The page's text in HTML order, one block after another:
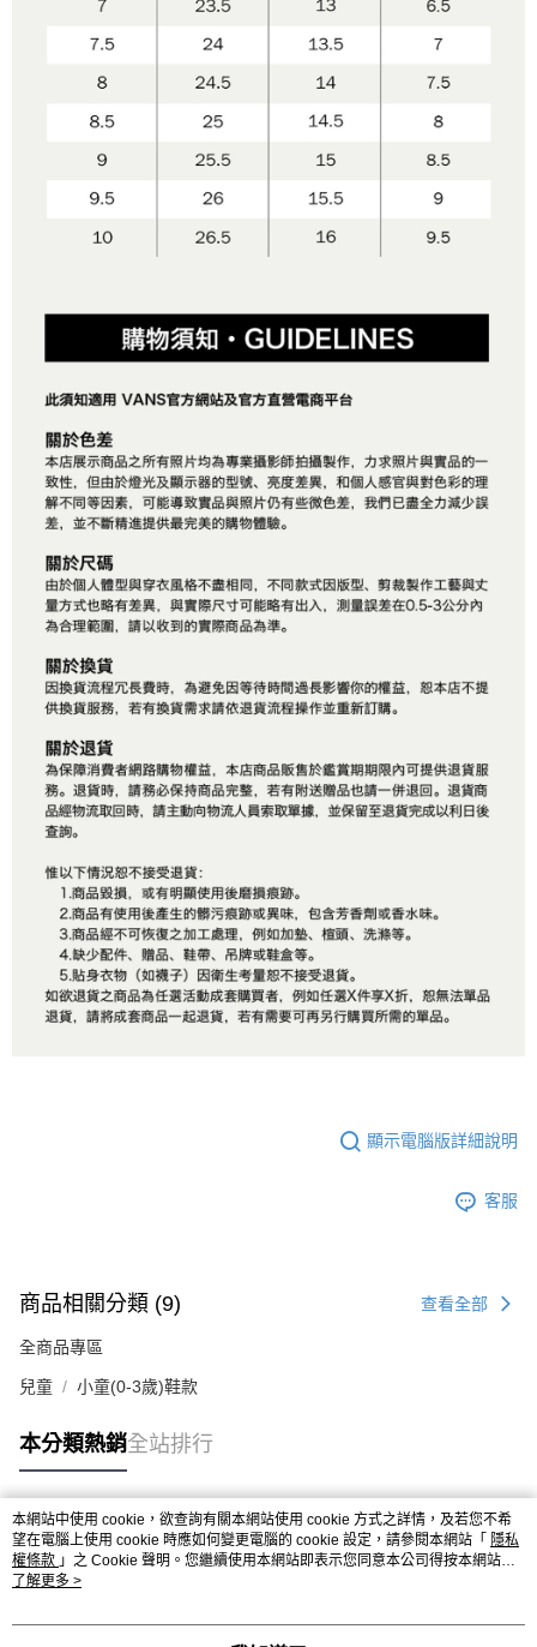
顯示電腦版詳細說明
客服
商品相關分類 (9) 查看全部
全商品專區
兒童 小童(0-3歲)鞋款
本分類熱銷全站排行
熱門標籤
本網站中使用 cookie，欲查詢有關本網站使用 cookie 方式之詳情，及若您不希
望在電腦上使用 cookie 時應如何變更電腦的 cookie 設定，請參閱本網站「 隱私
權條款 」之 Cookie 聲明。您繼續使用本網站即表示您同意本公司得按本網站使
用條款之 Cookie 聲明使用 cookie。
了解更多 >